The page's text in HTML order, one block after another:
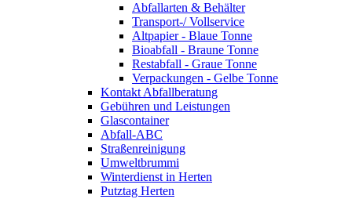
Abfallarten & Behälter
Transport-/ Vollservice
Altpapier - Blaue Tonne
Bioabfall - Braune Tonne
Restabfall - Graue Tonne
Verpackungen - Gelbe Tonne
Kontakt Abfallberatung
Gebühren und Leistungen
Glascontainer
Abfall-ABC
Straßenreinigung
Umweltbrummi
Winterdienst in Herten
Putztag Herten